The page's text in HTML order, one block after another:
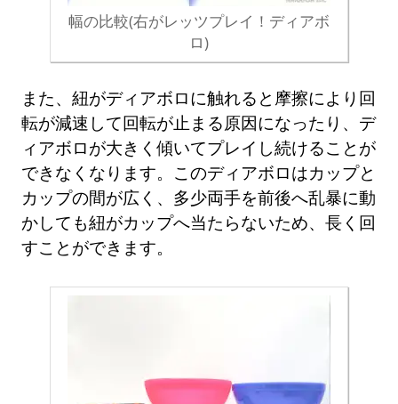
幅の比較(右がレッツプレイ！ディアボ
ロ)
また、紐がディアボロに触れると摩擦により回
転が減速して回転が止まる原因になったり、デ
ィアボロが大きく傾いてプレイし続けることが
できなくなります。このディアボロはカップと
カップの間が広く、多少両手を前後へ乱暴に動
かしても紐がカップへ当たらないため、長く回
すことができます。